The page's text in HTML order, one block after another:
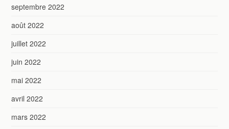
septembre 2022
août 2022
juillet 2022
juin 2022
mai 2022
avril 2022
mars 2022